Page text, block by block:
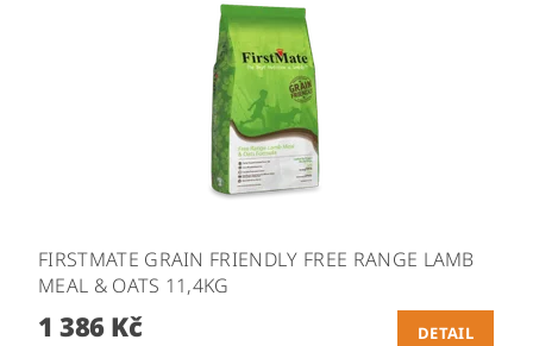
FIRSTMATE GRAIN FRIENDLY FREE RANGE LAMB
MEAL & OATS 11,4KG
1 386 Kč DETAIL